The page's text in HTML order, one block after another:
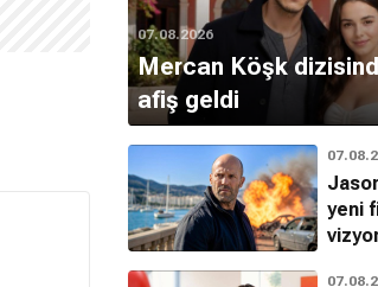
07.08.2026
Mercan Köşk
afiş geldi
yeni